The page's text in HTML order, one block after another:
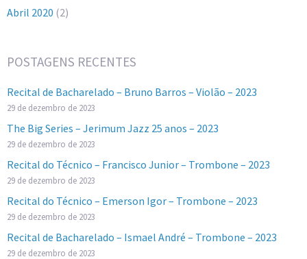
Abril 2020 (2)
POSTAGENS RECENTES
Recital de Bacharelado – Bruno Barros – Violão – 2023
29 de dezembro de 2023
The Big Series – Jerimum Jazz 25 anos – 2023
29 de dezembro de 2023
Recital do Técnico – Francisco Junior – Trombone – 2023
29 de dezembro de 2023
Recital do Técnico – Emerson Igor – Trombone – 2023
29 de dezembro de 2023
Recital de Bacharelado – Ismael André – Trombone – 2023
29 de dezembro de 2023